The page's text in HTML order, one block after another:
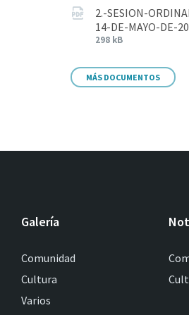
2.-SESION-
14-DE-MAYO-DE-
298 kB
MÁS DOCUMENTOS
Galería
Comunidad
Cultura
Varios